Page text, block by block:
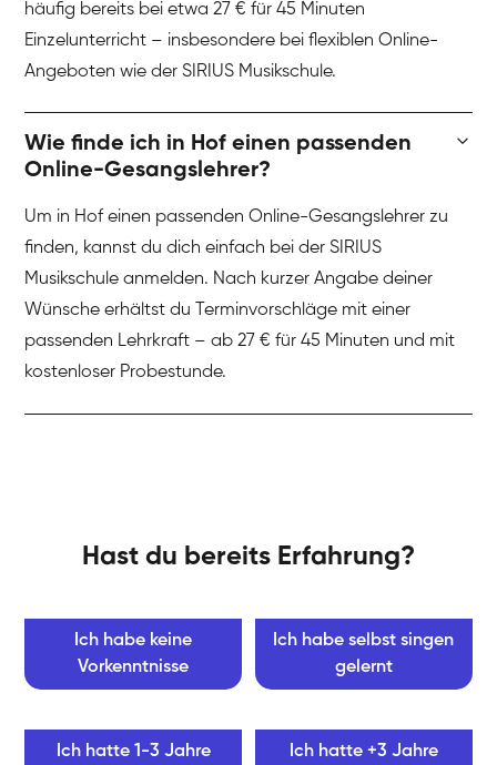
häufig bereits bei etwa 27 € für 45 Minuten
Einzelunterricht – insbesondere bei flexiblen Online-
Angeboten wie der SIRIUS Musikschule.
Wie finde ich in Hof einen passenden
Online-Gesangslehrer?
Um in Hof einen passenden Online-Gesangslehrer zu
finden, kannst du dich einfach bei der SIRIUS
Musikschule anmelden. Nach kurzer Angabe deiner
Wünsche erhältst du Terminvorschläge mit einer
passenden Lehrkraft – ab 27 € für 45 Minuten und mit
kostenloser Probestunde.
Hast du bereits Erfahrung?
Ich habe keine
Vorkenntnisse
Ich habe selbst singen
gelernt
Ich hatte 1-3 Jahre Ich hatte +3 Jahre